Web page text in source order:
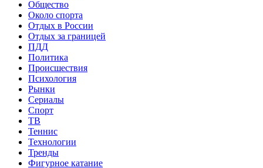
Общество
Около спорта
Отдых в России
Отдых за границей
ПДД
Политика
Происшествия
Психология
Рынки
Сериалы
Спорт
ТВ
Теннис
Технологии
Тренды
Фигурное катание